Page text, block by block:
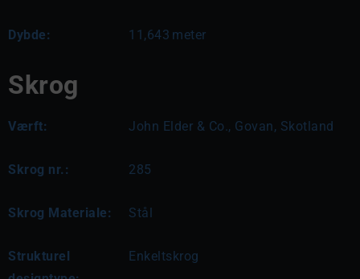
Dybde: 11,643 meter
Skrog
Værft: John Elder & Co., Govan, Skotland
Skrog nr.: 285
Skrog Materiale: Stål
Strukturel
Enkeltskrog